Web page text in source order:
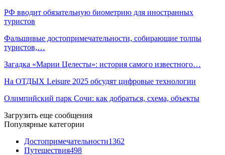
РФ вводит обязательную биометрию для иностранных
туристов
Фальшивые достопримечательности, собирающие толпы
туристов,…
Загадка «Марии Целесты»: история самого известного…
На ОТДЫХ Leisure 2025 обсудят цифровые технологии
Олимпийский парк Сочи: как добраться, схема, объекты
Загрузить еще сообщения
Популярные категории
Достопримечательности1362
Путешествия498